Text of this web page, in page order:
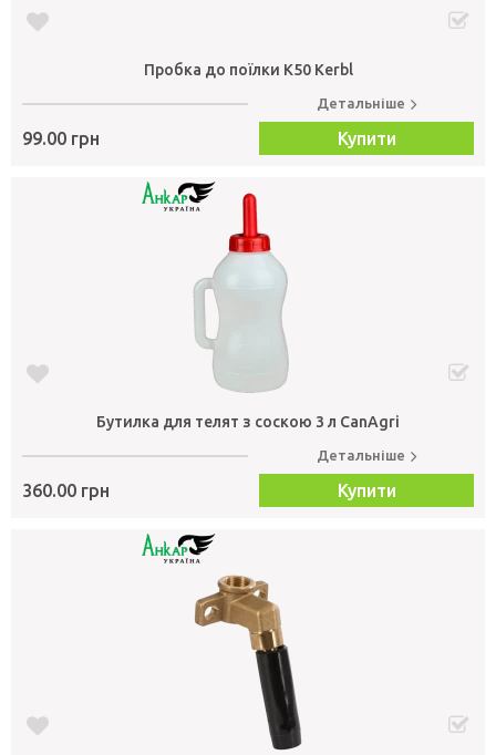
Пробка до поїлки К50 Kerbl
99.00 грн
Детальніше
Купити
Бутилка для телят з соскою 3 л CanAgri
360.00 грн
Детальніше
Купити